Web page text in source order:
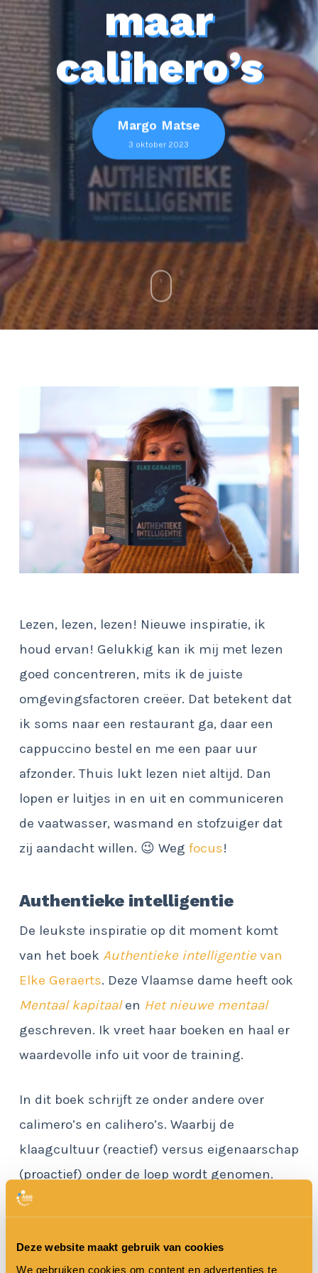
Deze website maakt gebruik van cookies
We gebruiken cookies om content en advertenties te
maar
calihero’s
Margo Matse
3 oktober 2023
Lezen, lezen, lezen! Nieuwe inspiratie, ik
houd ervan! Gelukkig kan ik mij met lezen
goed concentreren, mits ik de juiste
omgevingsfactoren creëer. Dat betekent dat
ik soms naar een restaurant ga, daar een
cappuccino bestel en me een paar uur
afzonder. Thuis lukt lezen niet altijd. Dan
lopen er luitjes in en uit en communiceren
de vaatwasser, wasmand en stofzuiger dat
zij aandacht willen. 😉 Weg focus!
Authentieke intelligentie
De leukste inspiratie op dit moment komt
van het boek Authentieke intelligentievan
Elke Geraerts. Deze Vlaamse dame heeft ook
Mentaal kapitaalen Het nieuwe mentaal
geschreven. Ik vreet haar boeken en haal er
waardevolle info uit voor de training.
In dit boek schrijft ze onder andere over
calimero’s en calihero’s. Waarbij de
klaagcultuur (reactief) versus eigenaarschap
(proactief) onder de loep wordt genomen.
Valt het jou ook op dat er zo snel gezeurd en